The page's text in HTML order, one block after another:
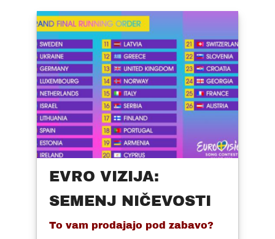
EVRO VIZIJA:
SEMENJ NIČEVOSTI
To vam prodajajo pod zabavo?